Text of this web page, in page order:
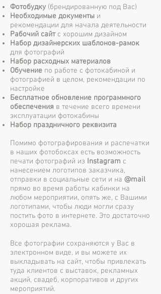
Фотобудку (брендированную под Вас)
Необходимые документы и
рекомендации для начала деятельности
Рабочий сайтс хорошим дизайном
Набор дизайнерских шаблонов-рамок
для фотографий
Набор расходных материалов
Обучение по работе с фотокабиной и
фотографией в целом, рекомендации по
настройке
Бесплатное обновление программного
обеспечения в течение всего времени
эксплуатации фотокабины
Набор праздничного реквизита
Помимо фотографирования и распечатки
в наших фотобоксах есть возможность
печати фотографий из Instagram с
нанесением логотипов заказчика,
отправки в социальные сети и на @mail
прямо во время работы кабинки на
любом мероприятии, опять же, с Вашими
логотипами, чтобы люди могли сразу
постить фото в интернете. Это достаточно
хорошая реклама.
Все фотографии сохраняются у Вас в
электронном виде, и вы можете их
выкладывать на сайт, чтобы привлекать
туда клиентов с выставок, рекламных
акций, свадеб, корпоративов и других
мероприятий.